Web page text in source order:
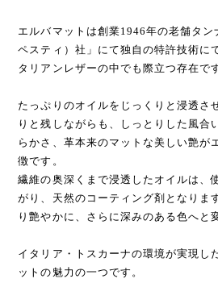
エルバマットは創業1946年の老舗タン
ペスティ）社」にて独自の特許技術に
タリアンレザーの中でも際立つ存在で
たっぷりのオイルをじっくりと浸透さ
りと残しながらも、しっとりした風合
らかさ、革本来のマットな美しい艶が
徴です。
繊維の奥深くまで浸透したオイルは、
がり、天然のコーティング剤となりま
り艶やかに、さらに深みのある色へと
イタリア・トスカーナの環境が実現し
ットの魅力の一つです。